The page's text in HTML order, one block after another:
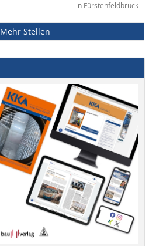
in Fürstenfeldbruck
Mehr Stellen